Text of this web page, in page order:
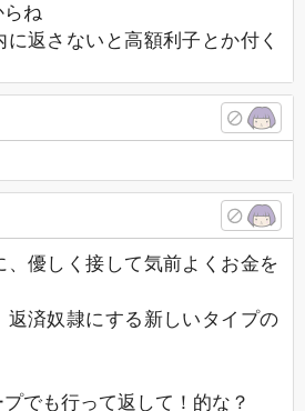
らね
返さないと高額利子とか付く
、優しく接して気前よくお金を
返済奴隷にする新しいタイプの
でも行って返して！的な？